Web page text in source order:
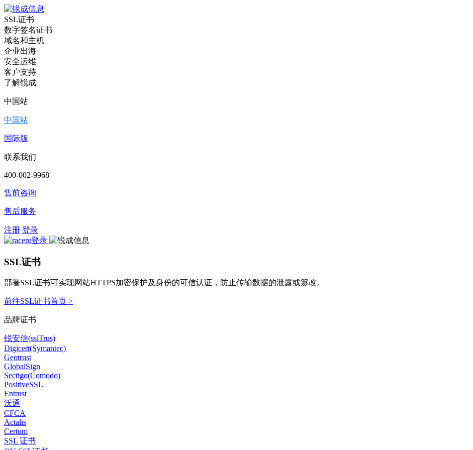
SSL证书
数字签名证书
域名和主机
企业出海
安全运维
客户支持
了解锐成
中国站
中国站
国际版
联系我们
400-002-9968
售前咨询
售后服务
注册 登录
SSL证书
部署SSL证书可实现网站HTTPS加密保护及身份的可信认证，防止传输数据的泄露或篡改。
前往SSL证书首页 >
品牌证书
锐安信(sslTrus)
Digicert(Symantec)
Geotrust
GlobalSign
Sectigo(Comodo)
PositiveSSL
Entrust
沃通
CFCA
Actalis
Certum
SSL 证书